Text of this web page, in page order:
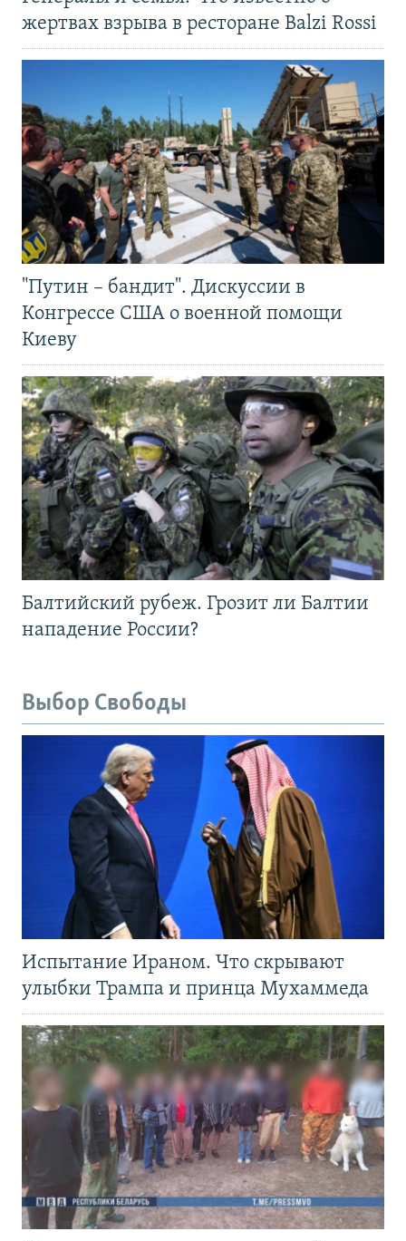
жертвах взрыва в ресторане Balzi Rossi
"Путин – бандит". Дискуссии в
Конгрессе США о военной помощи
Киеву
Балтийский рубеж. Грозит ли Балтии
нападение России?
Выбор Свободы
Испытание Ираном. Что скрывают
улыбки Трампа и принца Мухаммеда